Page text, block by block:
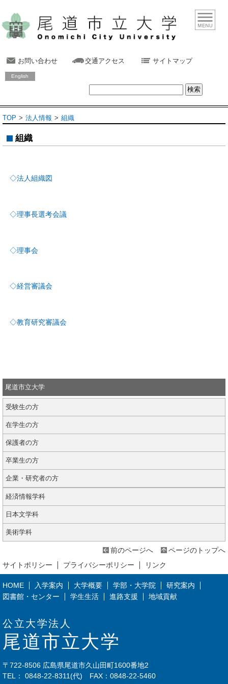
お問い合わせ 交通アクセス サイトマップ
English
TOP 法人情報 組織
組織
◇法人組織図
◇理事長選考会議
◇理事会
◇経営審議会
◇教育研究審議会
尾道市立大学
受験生の方
在学生の方
保護者の方
卒業生の方
企業・研究者の方
経済情報学科
日本文学科
美術学科
ページのトップへ
前のページへ
サイトポリシー
プライバシーポリシー リンク
HOME 入学案内 大学概要 学部・大学院
研究案内
図書館・センター
学生生活 進路支援 地域貢献
公立大学法人
尾道市立大学
〒722-8506 広島県尾道市久山田町1600番地2
TEL： 0848-22-8311(代) FAX：0848-22-5460